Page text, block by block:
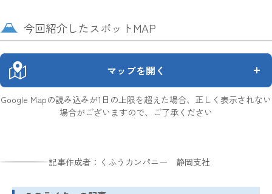
今回紹介したスポットMAP
マップを開く
Google Mapの読み込みが1日の上限を超えた場合、正しく表示されない
場合がございますので、ご了承ください
記事作成者：くふうカンパニー 静岡支社